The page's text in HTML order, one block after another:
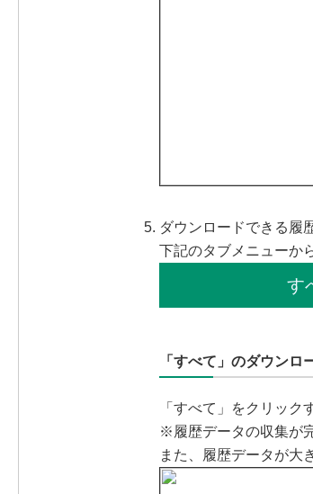
ダウンロードできる履
下記のタブメニューか
す
「すべて」のダウンロ
「すべて」をクリッ
※履歴データの収集が
また、履歴データが大